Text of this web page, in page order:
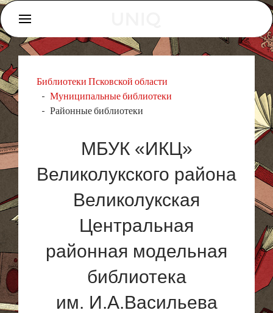
Библиотеки Псковской области
Муниципальные библиотеки
Районные библиотеки
МБУК «ИКЦ»
Великолукского района
Великолукская
Центральная
районная модельная
библиотека
им. И.А.Васильева